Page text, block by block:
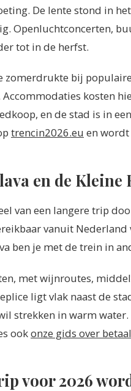
De lente stond in
Openluchtconcerten,
tot in de herfst.
zomerdrukte bij
kosten
en de stad is in
trencin2026.eu en
en de Kleine
van een langere trip
vanuit Nederland
ben je met de trein in
met wijnroutes,
ligt vlak naast de
strekken in warm
ookonze gids over
voor 2026